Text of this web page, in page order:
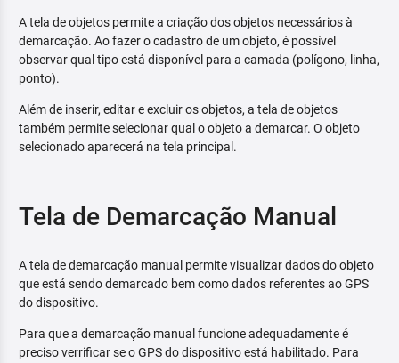
A tela de objetos permite a criação dos objetos necessários à
demarcação. Ao fazer o cadastro de um objeto, é possível
observar qual tipo está disponível para a camada (polígono, linha,
ponto).
Além de inserir, editar e excluir os objetos, a tela de objetos
também permite selecionar qual o objeto a demarcar. O objeto
selecionado aparecerá na tela principal.
Tela de Demarcação Manual
A tela de demarcação manual permite visualizar dados do objeto
que está sendo demarcado bem como dados referentes ao GPS
do dispositivo.
Para que a demarcação manual funcione adequadamente é
preciso verrificar se o GPS do dispositivo está habilitado. Para